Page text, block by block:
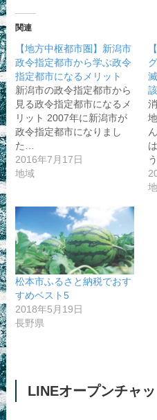
関連
【地方中枢都市圏】新潟市
政令指定都市から学ぶ政令
指定都市になるメリット
新潟市の政令指定都市から
見る政令指定都市になるメ
リット 2007年に新潟市が
政令指定都市になりまし
た…
2016年7月17日
地域
松本市ふるさと納税でおす
すめベスト5
2018年5月19日
長野県
LINEオープンチャ